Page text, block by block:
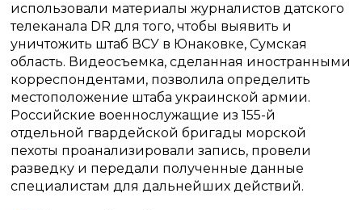
использовали материалы журналистов датского
телеканала DR для того, чтобы выявить и
уничтожить штаб ВСУ в Юнаковке, Сумская
область. Видеосъемка, сделанная иностранными
корреспондентами, позволила определить
местоположение штаба украинской армии.
Российские военнослужащие из 155-й
отдельной гвардейской бригады морской
пехоты проанализировали запись, провели
разведку и передали полученные данные
специалистам для дальнейших действий.